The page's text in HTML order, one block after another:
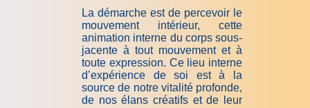
La démarche est de percevoir le
mouvement intérieur, cette
animation interne du corps sous-
jacente à tout mouvement et à
toute expression. Ce lieu interne
d’expérience de soi est à la
source de notre vitalité profonde,
de nos élans créatifs et de leur